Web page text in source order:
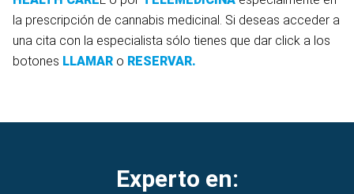
la prescripción de cannabis medicinal. Si deseas acceder a
una cita con la especialista sólo tienes que dar click a los
botones LLAMAR o RESERVAR.
Experto en: